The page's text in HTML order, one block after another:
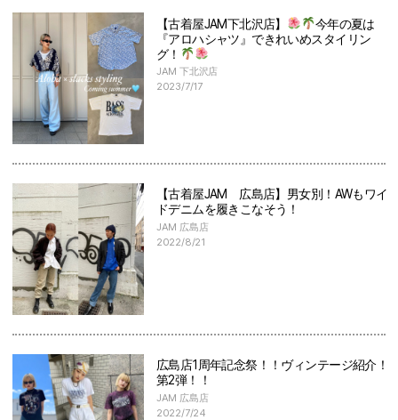
【古着屋JAM下北沢店】
今年の夏は
『アロハシャツ』できれいめスタイリン
グ！
JAM 下北沢店
2023/7/17
【古着屋JAM 広島店】男女別！AWもワイ
ドデニムを履きこなそう！
JAM 広島店
2022/8/21
広島店1周年記念祭！！ヴィンテージ紹介！
第2弾！！
JAM 広島店
2022/7/24